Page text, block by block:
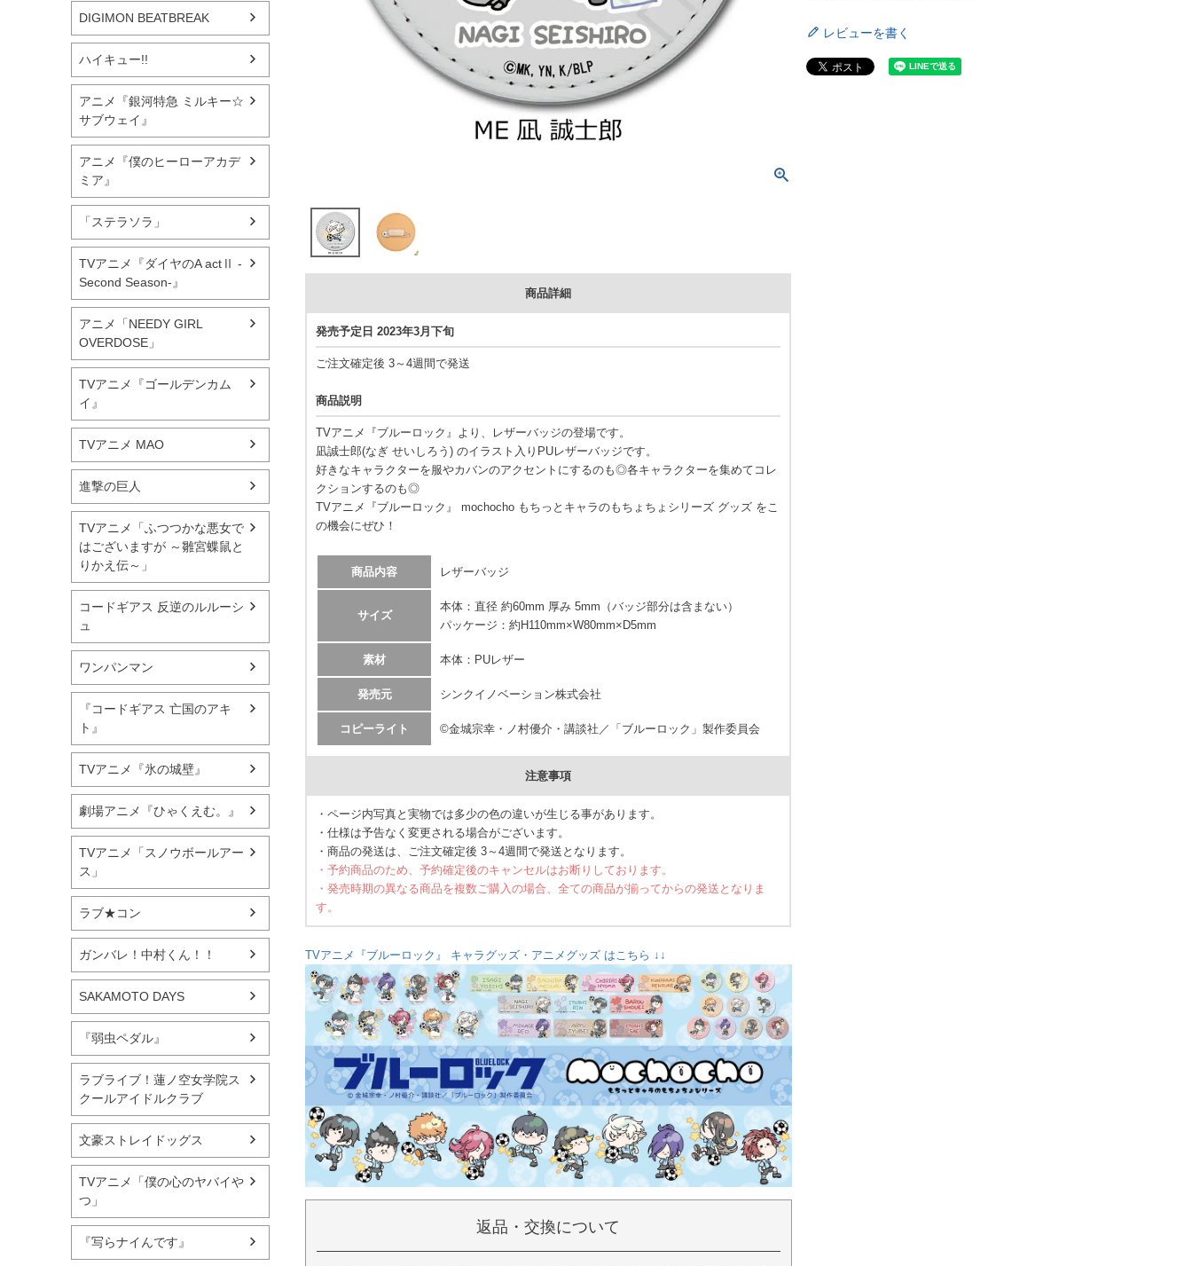
DIGIMON BEATBREAK
ハイキュー!!
アニメ『銀河特急 ミルキー☆
サブウェイ』
アニメ『僕のヒーローアカデ
ミア』
「ステラソラ」
TVアニメ『ダイヤのA actⅡ -
Second Season-』
アニメ「NEEDY GIRL
OVERDOSE」
TVアニメ『ゴールデンカム
イ』
TVアニメ MAO
進撃の巨人
TVアニメ「ふつつかな悪女で
はございますが ～雛宮蝶鼠と
りかえ伝～」
コードギアス 反逆のルルーシ
ュ
ワンパンマン
『コードギアス 亡国のアキ
ト』
TVアニメ『氷の城壁』
劇場アニメ『ひゃくえむ。』
TVアニメ「スノウボールアー
ス」
ラブ★コン
ガンバレ！中村くん！！
SAKAMOTO DAYS
『弱虫ペダル』
ラブライブ！蓮ノ空女学院ス
クールアイドルクラブ
文豪ストレイドッグス
TVアニメ「僕の心のヤバイや
つ」
『写らナイんです』
商品詳細
発売予定日 2023年3月下旬
ご注文確定後 3～4週間で発送
商品説明
TVアニメ『ブルーロック』より、レザーバッジの登場です。
凪誠士郎(なぎ せいしろう) のイラスト入りPUレザーバッジです。
好きなキャラクターを服やカバンのアクセントにするのも◎各キャラクターを集めてコレ
クションするのも◎
TVアニメ『ブルーロック』 mochocho もちっとキャラのもちょちょシリーズ グッズ をこ
の機会にぜひ！
商品内容 レザーバッジ
サイズ
本体：直径 約60mm 厚み 5mm（バッジ部分は含まない）
パッケージ：約H110mm×W80mm×D5mm
素材 本体：PUレザー
発売元 シンクイノベーション株式会社
コピーライト ©金城宗幸・ノ村優介・講談社／「ブルーロック」製作委員会
注意事項
・ページ内写真と実物では多少の色の違いが生じる事があります。
・仕様は予告なく変更される場合がございます。
・商品の発送は、ご注文確定後 3～4週間で発送となります。
・予約商品のため、予約確定後のキャンセルはお断りしております。
・発売時期の異なる商品を複数ご購入の場合、全ての商品が揃ってからの発送となりま
す。
TVアニメ『ブルーロック』 キャラグッズ・アニメグッズ はこちら ↓↓
返品・交換について
レビューを書く